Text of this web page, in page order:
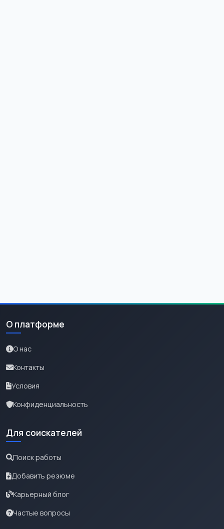
О платформе
О нас
Контакты
Условия
Конфиденциальность
Для соискателей
Поиск работы
Добавить резюме
Карьерный блог
Частые вопросы